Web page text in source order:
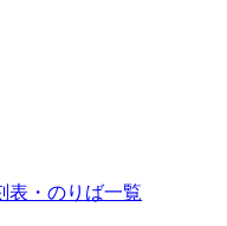
表・のりば一覧